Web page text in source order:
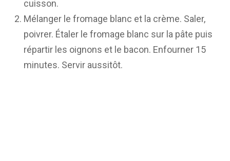
cuisson.
Mélanger le fromage blanc et la crème. Saler,
poivrer. Étaler le fromage blanc sur la pâte puis
répartir les oignons et le bacon. Enfourner 15
minutes. Servir aussitôt.